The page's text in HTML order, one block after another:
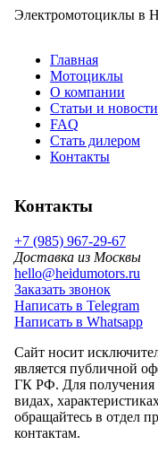
Электромотоциклы в
Главная
Мотоциклы
О компании
Статьи и новости
FAQ
Стать дилером
Контакты
Контакты
+7 (985) 967-29-67
Доставка из Москвы
hello@heidumotors.ru
Заказать звонок
Написать в Telegram
Написать в Whatsapp
Сайт носит
является публичной
ГК РФ. Для получения
видах,
обращайтесь в отдел
контактам.